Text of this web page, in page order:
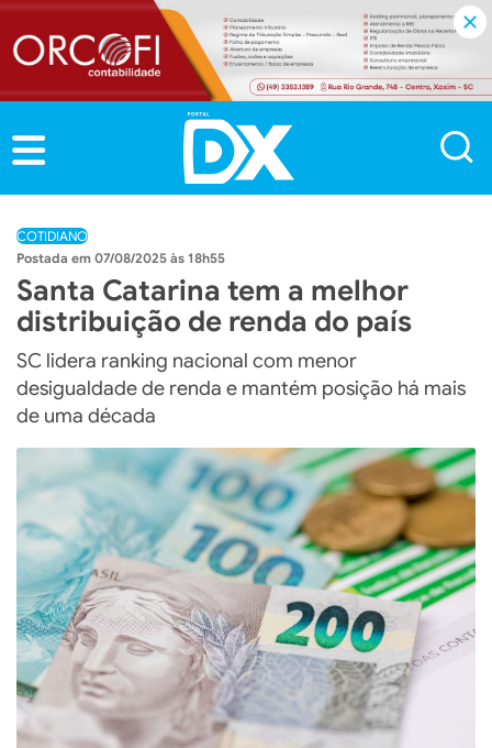
COTIDIANO
07/08/2025 às 18h55
Santa Catarina tem a melhor
distribuição de renda do país
SC lidera ranking nacional com menor
desigualdade de renda e mantém posição há mais
de uma década